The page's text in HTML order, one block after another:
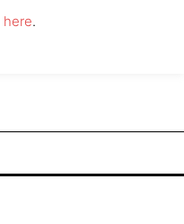
here.